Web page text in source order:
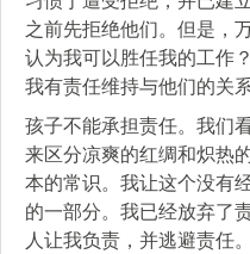
之前先拒绝他们。但是，
认为我可以胜任我的工作
我有责任维持与他们的关系
孩子不能承担责任。我们
来区分凉爽的红绸和炽热
本的常识。我让这个没有
的一部分。我已经放弃了
人让我负责，并逃避责任。